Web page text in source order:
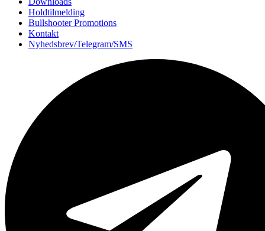
Holdtilmelding
Bullshooter Promotions
Kontakt
Nyhedsbrev/Telegram/SMS